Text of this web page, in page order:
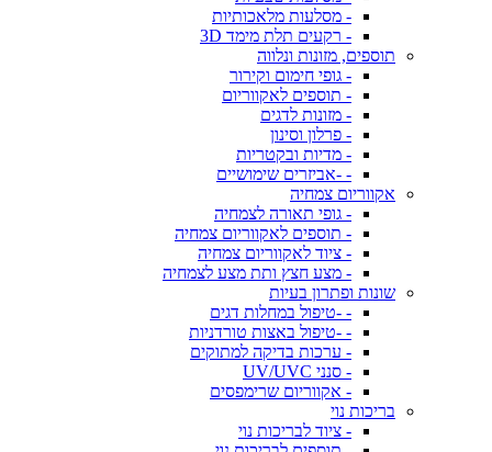
- מסלעות מלאכותיות
- רקעים תלת מימד 3D
תוספים, מזונות ונלווה
- גופי חימום וקירור
- תוספים לאקווריום
- מזונות לדגים
- פרלון וסינון
- מדיות ובקטריות
- -אביזרים שימושיים
אקווריום צמחיה
- גופי תאורה לצמחיה
- תוספים לאקווריום צמחיה
- ציוד לאקווריום צמחיה
- מצע חצץ ותת מצע לצמחיה
שונות ופתרון בעיות
- -טיפול במחלות דגים
- -טיפול באצות טורדניות
- ערכות בדיקה למתוקים
- סנני UV/UVC
- אקווריום שרימפסים
בריכות נוי
- ציוד לבריכות נוי